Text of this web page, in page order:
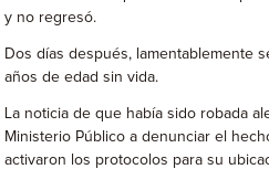
y no regresó.
Dos días después, lamentablemente
años de edad sin vida.
La noticia de que había sido robada
Ministerio Público a denunciar el
activaron los protocolos para su